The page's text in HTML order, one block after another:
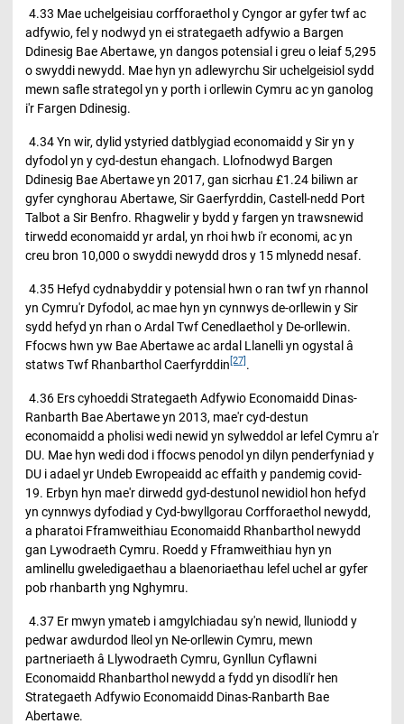
4.33 Mae uchelgeisiau corfforaethol y Cyngor ar gyfer twf ac
adfywio, fel y nodwyd yn ei strategaeth adfywio a Bargen
Ddinesig Bae Abertawe, yn dangos potensial i greu o leiaf 5,295
o swyddi newydd. Mae hyn yn adlewyrchu Sir uchelgeisiol sydd
mewn safle strategol yn y porth i orllewin Cymru ac yn ganolog
i'r Fargen Ddinesig.
4.34 Yn wir, dylid ystyried datblygiad economaidd y Sir yn y
dyfodol yn y cyd-destun ehangach. Llofnodwyd Bargen
Ddinesig Bae Abertawe yn 2017, gan sicrhau £1.24 biliwn ar
gyfer cynghorau Abertawe, Sir Gaerfyrddin, Castell-nedd Port
Talbot a Sir Benfro. Rhagwelir y bydd y fargen yn trawsnewid
tirwedd economaidd yr ardal, yn rhoi hwb i'r economi, ac yn
creu bron 10,000 o swyddi newydd dros y 15 mlynedd nesaf.
4.35 Hefyd cydnabyddir y potensial hwn o ran twf yn rhannol
yn Cymru'r Dyfodol, ac mae hyn yn cynnwys de-orllewin y Sir
sydd hefyd yn rhan o Ardal Twf Cenedlaethol y De-orllewin.
Ffocws hwn yw Bae Abertawe ac ardal Llanelli yn ogystal â
statws Twf Rhanbarthol Caerfyrddin [27] .
4.36 Ers cyhoeddi Strategaeth Adfywio Economaidd Dinas-
Ranbarth Bae Abertawe yn 2013, mae'r cyd-destun
economaidd a pholisi wedi newid yn sylweddol ar lefel Cymru a'r
DU. Mae hyn wedi dod i ffocws penodol yn dilyn penderfyniad y
DU i adael yr Undeb Ewropeaidd ac effaith y pandemig covid-
19. Erbyn hyn mae'r dirwedd gyd-destunol newidiol hon hefyd
yn cynnwys dyfodiad y Cyd-bwyllgorau Corfforaethol newydd,
a pharatoi Fframweithiau Economaidd Rhanbarthol newydd
gan Lywodraeth Cymru. Roedd y Fframweithiau hyn yn
amlinellu gweledigaethau a blaenoriaethau lefel uchel ar gyfer
pob rhanbarth yng Nghymru.
4.37 Er mwyn ymateb i amgylchiadau sy'n newid, lluniodd y
pedwar awdurdod lleol yn Ne-orllewin Cymru, mewn
partneriaeth â Llywodraeth Cymru, Gynllun Cyflawni
Economaidd Rhanbarthol newydd a fydd yn disodli'r hen
Strategaeth Adfywio Economaidd Dinas-Ranbarth Bae
Abertawe.